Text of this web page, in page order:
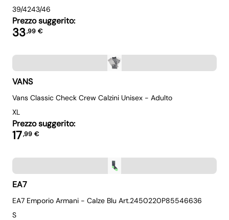
39/4243/46
Prezzo suggerito:
33,99 €
VANS
Vans Classic Check Crew Calzini Unisex - Adulto
XL
Prezzo suggerito:
17,99 €
EA7
EA7 Emporio Armani - Calze Blu Art.2450220P85546636
S